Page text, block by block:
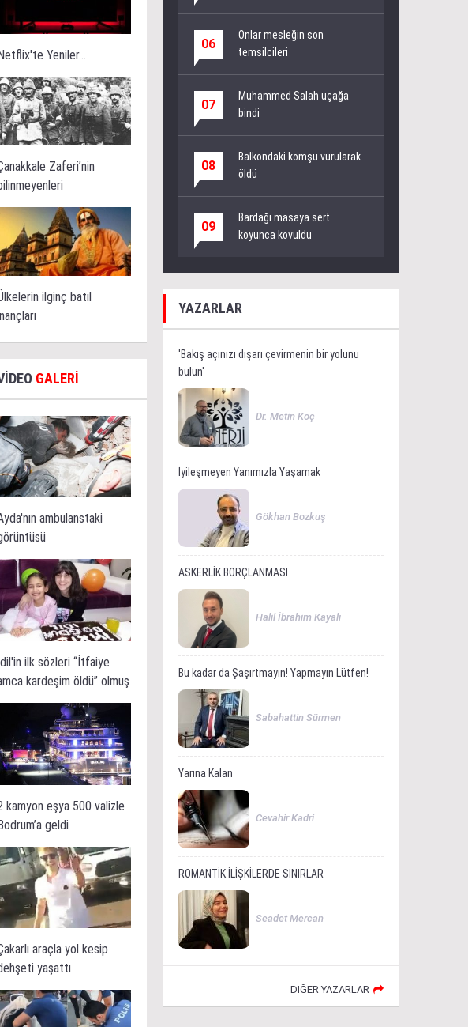
Netflix'te Yeniler...
Zaferi’nin
ilginç batıl
GALERİ
ambulanstaki
ilk sözleri “İtfaiye
kardeşim öldü” olmuş
kamyon eşya 500 valizle
geldi
araçla yol kesip
yaşattı
06
Onlar mesleğin son
temsilcileri
07
Muhammed Salah uçağa
bindi
08
Balkondaki komşu vurularak
öldü
09
Bardağı masaya sert
koyunca kovuldu
YAZARLAR
'Bakış açınızı dışarı çevirmenin bir yolunu
bulun'
Dr. Metin Koç
İyileşmeyen Yanımızla Yaşamak
Gökhan Bozkuş
ASKERLİK BORÇLANMASI
Halil İbrahim Kayalı
Bu kadar da Şaşırtmayın! Yapmayın Lütfen!
Sabahattin Sürmen
Yarına Kalan
Cevahir Kadri
ROMANTİK İLİŞKİLERDE SINIRLAR
Seadet Mercan
DIĞER YAZARLAR